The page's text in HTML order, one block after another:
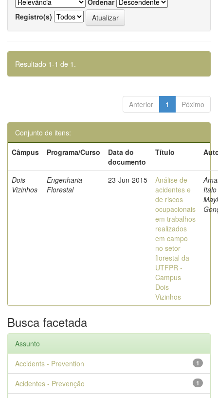
Ordenar
Registro(s)
Resultado 1-1 de 1.
Anterior 1 Póximo
Conjunto de itens:
Câmpus
Programa/Curso
Data do
documento
Título
Dois
Vizinhos
Engenharia
Florestal
23-Jun-2015
Análise de
acidentes e
de riscos
ocupacionais
em trabalhos
realizados
em campo
no setor
florestal da
UTFPR -
Campus
Dois
Vizinhos
Italo
Busca facetada
Assunto
1
Accidents - Prevention
1
Acidentes - Prevenção